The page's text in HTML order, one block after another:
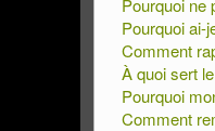
Pourquoi ne
Pourquoi ai-
Comment
À quoi sert
Pourquoi
Comment